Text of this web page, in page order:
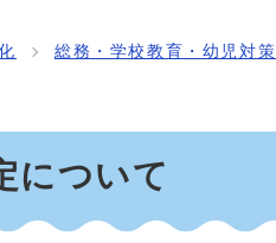
総務・学校教育・幼児対策
について